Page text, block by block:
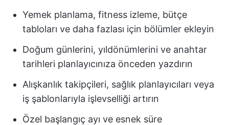
Yemek planlama, fitness izleme, bütçe
tabloları ve daha fazlası için bölümler ekleyin
Doğum günlerini, yıldönümlerini ve anahtar
tarihleri planlayıcınıza önceden yazdırın
Alışkanlık takipçileri, sağlık planlayıcıları veya
iş şablonlarıyla işlevselliği artırın
Özel başlangıç ayı ve esnek süre